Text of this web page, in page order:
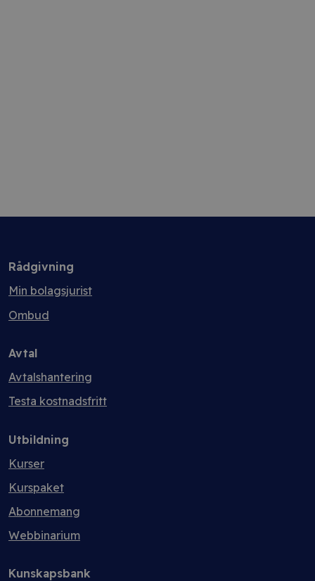
Rådgivning
Min bolagsjurist
Ombud
Avtal
Avtalshantering
Testa kostnadsfritt
Utbildning
Kurser
Kurspaket
Abonnemang
Webbinarium
Kunskapsbank